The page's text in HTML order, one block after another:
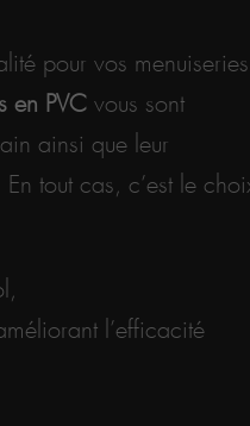
pour vos
en PVCvous sont
ainsi que leur
tout cas, c’est le
l’efficacité